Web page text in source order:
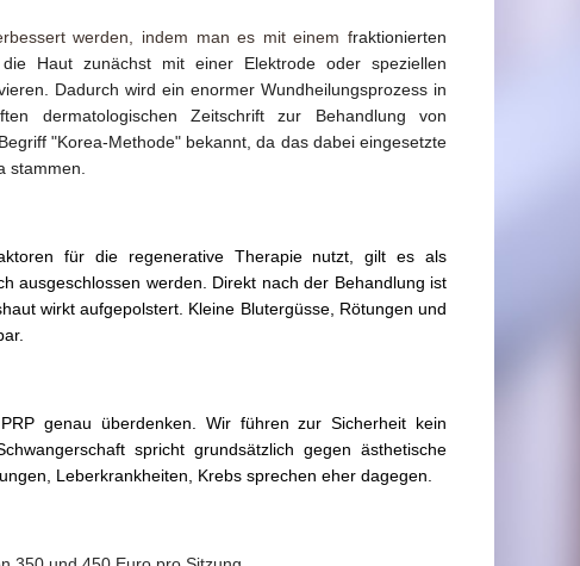
werden, indem man es mit einem fraktionierten
Haut zunächst mit einer Elektrode oder speziellen
Dadurch wird ein enormer Wundheilungsprozess in
dermatologischen Zeitschrift zur Behandlung von
"Korea-Methode" bekannt, da das dabei eingesetzte
stammen.
für die regenerative Therapie nutzt,gilt es als
ausgeschlossen werden. Direkt nach der Behandlung ist
wirkt aufgepolstert. Kleine Blutergüsse, Rötungen und
genau überdenken. Wir führen zur Sicherheit kein
spricht grundsätzlich gegen ästhetische
Leberkrankheiten, Krebs sprechen eher dagegen.